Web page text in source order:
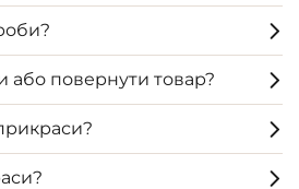
або повернути товар?